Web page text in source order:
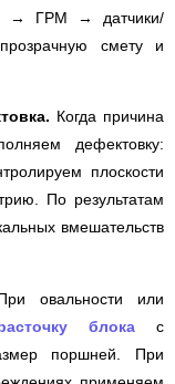
→ ГРМ → датчики/
смету и
Когда причина
дефектовку:
плоскости
По результатам
вмешательств
овальности или
блокас
поршней. При